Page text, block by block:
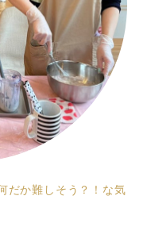
だか難しそう？！な気